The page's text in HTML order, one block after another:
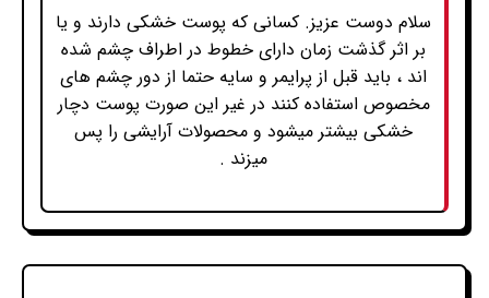
سلام دوست عزیز. کسانی که پوست خشکی دارند و یا
بر اثر گذشت زمان دارای خطوط در اطراف چشم شده
اند ، باید قبل از پرایمر و سایه حتما از دور چشم های
مخصوص استفاده کنند در غیر این صورت پوست دچار
خشکی بیشتر میشود و محصولات آرایشی را پس
میزند .